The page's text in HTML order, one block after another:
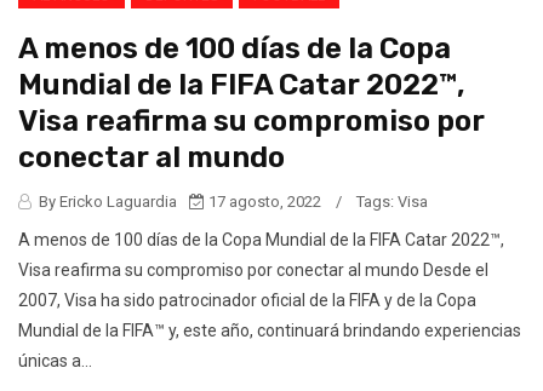
A menos de 100 días de la Copa
Mundial de la FIFA Catar 2022™️,
Visa reafirma su compromiso por
conectar al mundo
By Ericko Laguardia 17 agosto, 2022 / Tags: Visa
A menos de 100 días de la Copa Mundial de la FIFA Catar 2022™️,
Visa reafirma su compromiso por conectar al mundo Desde el
2007, Visa ha sido patrocinador oficial de la FIFA y de la Copa
Mundial de la FIFA™️ y, este año, continuará brindando experiencias
únicas a...